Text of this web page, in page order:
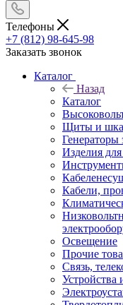
Телефоны
+7 (812) 98-645-98
Заказать звонок
Каталог
Назад
Каталог
Щиты и
Генераторы
Изделия
Кабели,
Освещение
Прочие
Связь,
Устройства